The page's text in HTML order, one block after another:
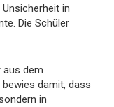
in
Die Schüler
aus dem
damit, dass
in